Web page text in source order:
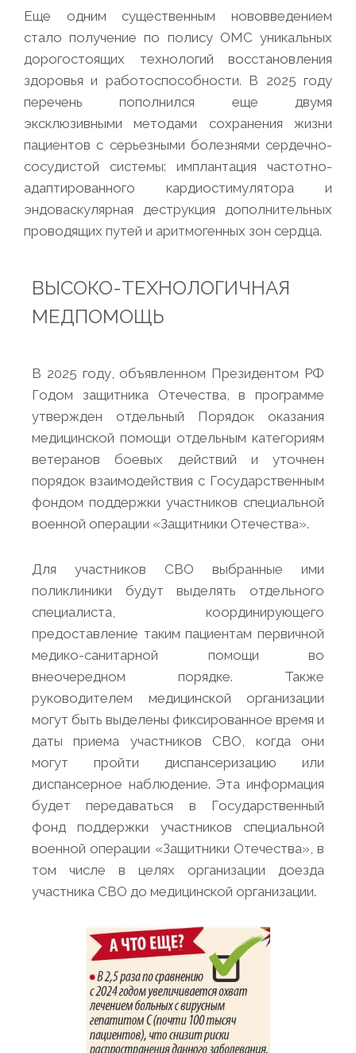
Еще одним существенным нововведением
стало получение по полису ОМС уникальных
дорогостоящих технологий восстановления
здоровья и работоспособности. В 2025 году
перечень пополнился еще двумя
эксклюзивными методами сохранения жизни
пациентов с серьезными болезнями сердечно-
сосудистой системы: имплантация частотно-
адаптированного кардиостимулятора и
эндоваскулярная деструкция дополнительных
проводящих путей и аритмогенных зон сердца.
ВЫСОКО-ТЕХНОЛОГИЧНАЯ
МЕДПОМОЩЬ
В 2025 году, объявленном Президентом РФ
Годом защитника Отечества, в программе
утвержден отдельный Порядок оказания
медицинской помощи отдельным категориям
ветеранов боевых действий и уточнен
порядок взаимодействия с Государственным
фондом поддержки участников специальной
военной операции «Защитники Отечества».
Для участников СВО выбранные ими
поликлиники будут выделять отдельного
специалиста, координирующего
предоставление таким пациентам первичной
медико-санитарной помощи во
внеочередном порядке. Также
руководителем медицинской организации
могут быть выделены фиксированное время и
даты приема участников СВО, когда они
могут пройти диспансеризацию или
диспансерное наблюдение. Эта информация
будет передаваться в Государственный
фонд поддержки участников специальной
военной операции «Защитники Отечества», в
том числе в целях организации доезда
участника СВО до медицинской организации.